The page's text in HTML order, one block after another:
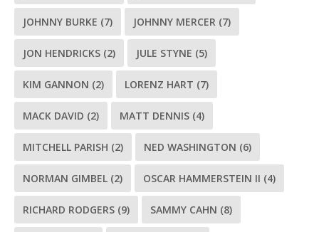
JOHNNY BURKE (7) JOHNNY MERCER (7)
JON HENDRICKS (2) JULE STYNE (5)
KIM GANNON (2) LORENZ HART (7)
MACK DAVID (2) MATT DENNIS (4)
MITCHELL PARISH (2) NED WASHINGTON (6)
NORMAN GIMBEL (2) OSCAR HAMMERSTEIN II (4)
RICHARD RODGERS (9) SAMMY CAHN (8)